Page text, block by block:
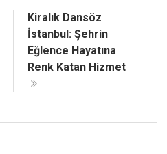
Kiralık Dansöz
İstanbul: Şehrin
Eğlence Hayatına
Renk Katan Hizmet